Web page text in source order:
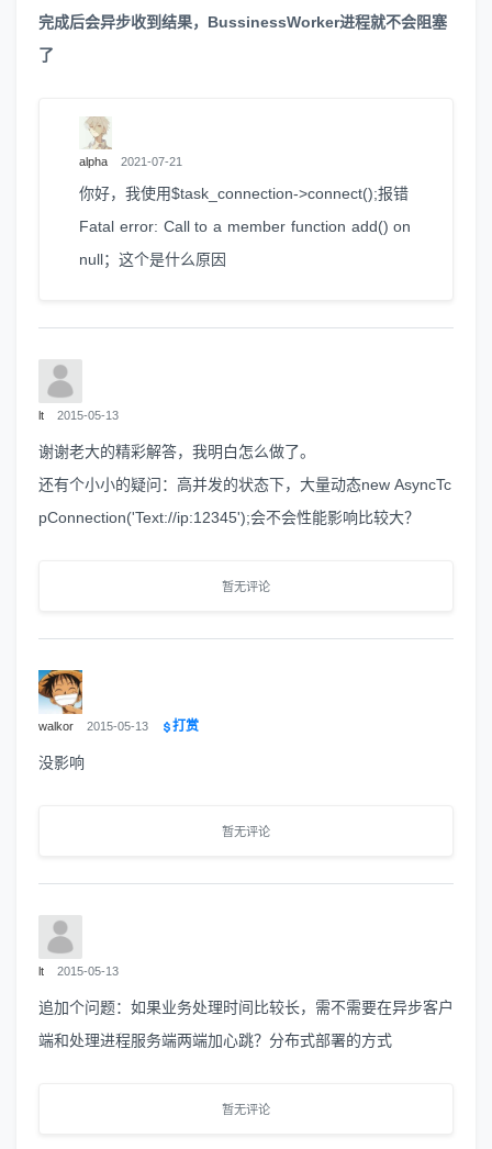
完成后会异步收到结果，BussinessWorker进程就不会阻塞
了
alpha 2021-07-21
你好，我使用$task_connection->connect();报错
Fatal error: Call to a member function add() on
null；这个是什么原因
lt 2015-05-13
谢谢老大的精彩解答，我明白怎么做了。
还有个小小的疑问：高并发的状态下，大量动态new AsyncTc
pConnection('Text://ip:12345');会不会性能影响比较大？
暂无评论
walkor 2015-05-13 打赏
没影响
暂无评论
lt 2015-05-13
追加个问题：如果业务处理时间比较长，需不需要在异步客户
端和处理进程服务端两端加心跳？分布式部署的方式
暂无评论